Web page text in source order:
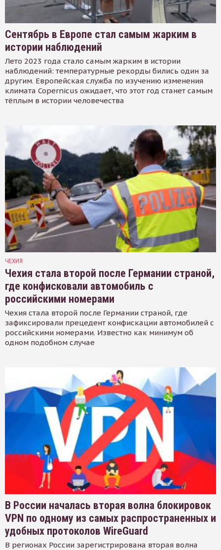
Сентябрь в Европе стал самым жарким в
истории наблюдений
Лето 2023 года стало самым жарким в истории
наблюдений: температурные рекорды бились один за
другим. Европейская служба по изучению изменения
климата Copernicus ожидает, что этот год станет самым
тёплым в истории человечества
ЧЕХИЯ
Чехия стала второй после Германии страной,
где конфисковали автомобиль с
российскими номерами
Чехия стала второй после Германии страной, где
зафиксировали прецедент конфискации автомобилей с
российскими номерами. Известно как минимум об
одном подобном случае
В России началась вторая волна блокировок
VPN по одному из самых распространенных и
удобных протоколов WireGuard
В регионах России зарегистрирована вторая волна